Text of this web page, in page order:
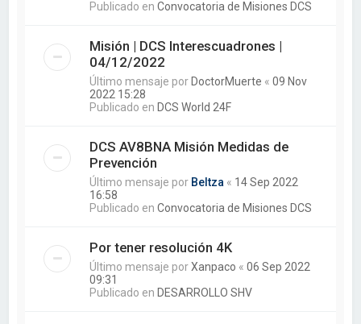
Publicado enConvocatoria de Misiones DCS
Misión | DCS Interescuadrones |
04/12/2022
Último mensaje por DoctorMuerte «09 Nov
2022 15:28
Publicado en DCS World 24F
DCS AV8BNA Misión Medidas de
Prevención
Último mensaje por Beltza « 14 Sep 2022
16:58
Publicado enConvocatoria de Misiones DCS
Por tener resolución 4K
Último mensaje porXanpaco «06 Sep 2022
09:31
Publicado en DESARROLLO SHV